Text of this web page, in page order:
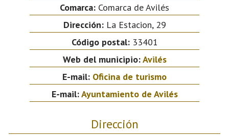
Comarca: Comarca de Avilés
Dirección:La Estacion, 29
Código postal:33401
Web del municipio:Avilés
E-mail: Oficina de turismo
E-mail:Ayuntamiento de Avilés
Dirección